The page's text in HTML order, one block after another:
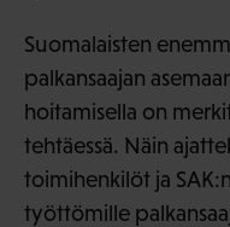
Suomalaisten
palkansaajan
hoitamisella on
tehtäessä. Näin
toimihenkilöt ja
työttömille